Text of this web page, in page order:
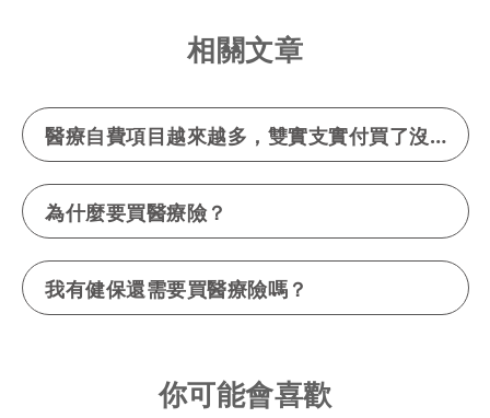
相關文章
醫療自費項目越來越多，雙實支實付買了沒？
為什麼要買醫療險？
我有健保還需要買醫療險嗎？
你可能會喜歡